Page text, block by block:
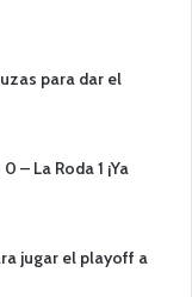
para dar el
– La Roda 1 ¡Ya
jugar el playoff a